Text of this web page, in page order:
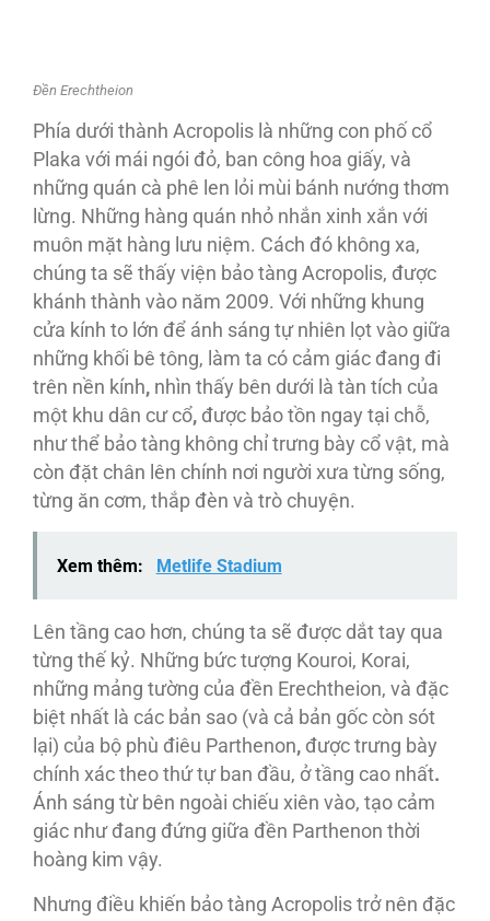
Đền Erechtheion
Phía dưới thành Acropolis là những con phố cổ
Plaka với mái ngói đỏ, ban công hoa giấy, và
những quán cà phê len lỏi mùi bánh nướng thơm
lừng. Những hàng quán nhỏ nhắn xinh xắn với
muôn mặt hàng lưu niệm. Cách đó không xa,
chúng ta sẽ thấy viện bảo tàng Acropolis, được
khánh thành vào năm 2009. Với những khung
cửa kính to lớn để ánh sáng tự nhiên lọt vào giữa
những khối bê tông, làm ta có cảm giác đang đi
trên nền kính, nhìn thấy bên dưới là tàn tích của
một khu dân cư cổ, được bảo tồn ngay tại chỗ,
như thể bảo tàng không chỉ trưng bày cổ vật, mà
còn đặt chân lên chính nơi người xưa từng sống,
từng ăn cơm, thắp đèn và trò chuyện.
Xem thêm: Metlife Stadium
Lên tầng cao hơn, chúng ta sẽ được dắt tay qua
từng thế kỷ. Những bức tượng Kouroi, Korai,
những mảng tường của đền Erechtheion, và đặc
biệt nhất là các bản sao (và cả bản gốc còn sót
lại) của bộ phù điêu Parthenon, được trưng bày
chính xác theo thứ tự ban đầu, ở tầng cao nhất.
Ánh sáng từ bên ngoài chiếu xiên vào, tạo cảm
giác như đang đứng giữa đền Parthenon thời
hoàng kim vậy.
Nhưng điều khiến bảo tàng Acropolis trở nên đặc